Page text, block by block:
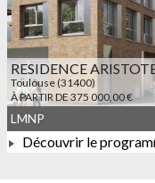
RESIDENCE
Toulouse (31400)
À PARTIR DE 375 000,00 €
LMNP
Découvrir le